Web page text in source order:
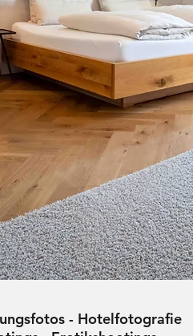
- Hotelfotografie